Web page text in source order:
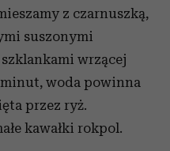
z czarnuszką,
suszonymi
wrzącej
woda powinna
przez ryż.
kawałki rokpol.